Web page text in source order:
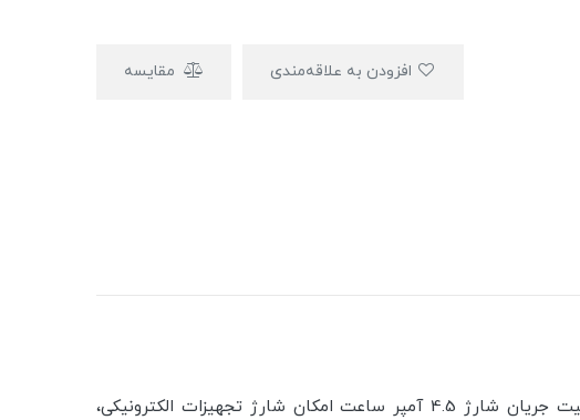
مقایسه
باتری 12 ولت 12 آمپر ساعت صبا باتری یک نوع باتری سیلد اسید با ولتاژ نامی 12 ولت است که با حداکثر ظرفیت جریان شارژ 4.5 آمپر ساعت امکان شارژ تجهیزات الکترونیکی،